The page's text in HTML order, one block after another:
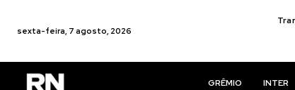
sexta-feira, 7 agosto, 2026
GRÊMIO INTER